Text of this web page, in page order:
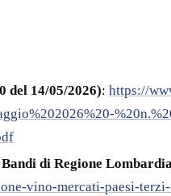
del 14/05/2026):https://
di Regione
vino-mercati-paesi-